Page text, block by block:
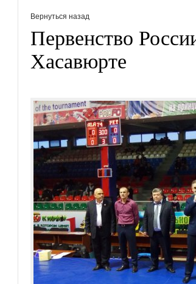
Вернуться назад
Первенство
Хасавюрте